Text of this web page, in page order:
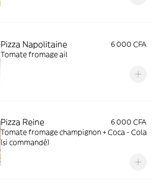
Pizza Napolitaine
6 000 CFA
Tomate fromage ail
Pizza Reine
6 000 CFA
Tomate fromage champignon + Coca - Cola
(si commandé)